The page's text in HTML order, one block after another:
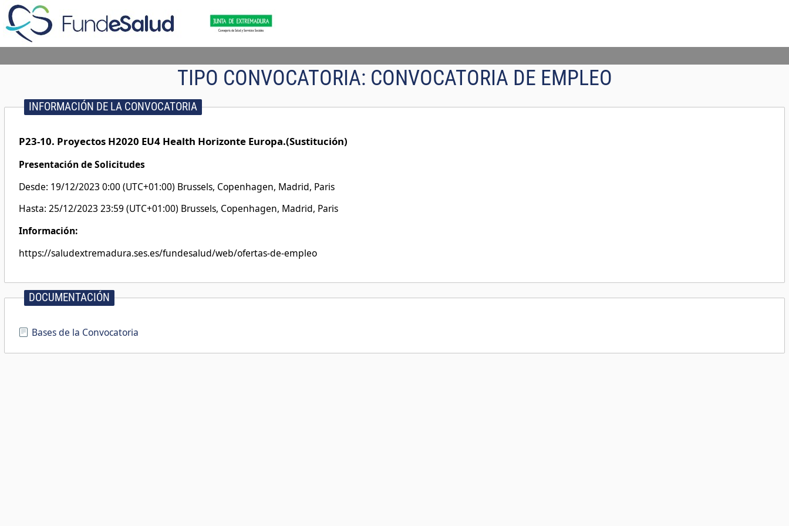
TIPO CONVOCATORIA: CONVOCATORIA DE EMPLEO
INFORMACIÓN DE LA CONVOCATORIA
P23-10. Proyectos H2020 EU4 Health Horizonte Europa.(Sustitución)
Presentación de Solicitudes
Desde: 19/12/2023 0:00 (UTC+01:00) Brussels, Copenhagen, Madrid, Paris
Hasta: 25/12/2023 23:59 (UTC+01:00) Brussels, Copenhagen, Madrid, Paris
Información:
https://saludextremadura.ses.es/fundesalud/web/ofertas-de-empleo
DOCUMENTACIÓN
Bases de la Convocatoria